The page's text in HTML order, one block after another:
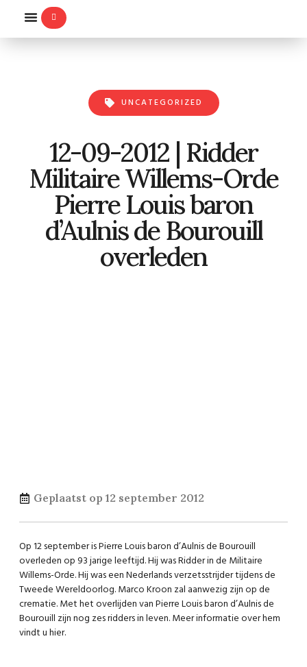
UNCATEGORIZED
12-09-2012 | Ridder
Militaire Willems-Orde
Pierre Louis baron
d’Aulnis de Bourouill
overleden
Geplaatst op 12 september 2012
Op 12 september is Pierre Louis baron d’Aulnis de Bourouill
overleden op 93 jarige leeftijd. Hij was Ridder in de Militaire
Willems-Orde. Hij was een Nederlands verzetsstrijder tijdens de
Tweede Wereldoorlog. Marco Kroon zal aanwezig zijn op de
crematie. Met het overlijden van Pierre Louis baron d’Aulnis de
Bourouill zijn nog zes ridders in leven. Meer informatie over hem
vindt uhier.